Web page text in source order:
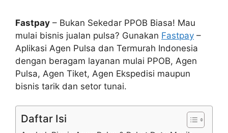
Fastpay – Bukan Sekedar PPOB Biasa! Mau
mulai bisnis jualan pulsa? Gunakan Fastpay –
Aplikasi Agen Pulsa dan Termurah Indonesia
dengan beragam layanan mulai PPOB, Agen
Pulsa, Agen Tiket, Agen Ekspedisi maupun
bisnis tarik dan setor tunai.
Daftar Isi